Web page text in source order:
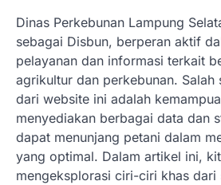
Dinas Perkebunan Lampung
sebagai Disbun, berperan aktif
pelayanan dan informasi terkait
agrikultur dan perkebunan. Salah
dari website ini adalah
menyediakan berbagai data dan
dapat menunjang petani dalam
yang optimal. Dalam artikel ini,
mengeksplorasi ciri-ciri khas dari